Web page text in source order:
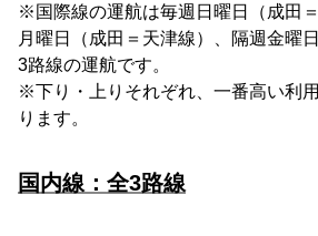
※国際線の運航は毎週日曜日（成田
月曜日（成田＝天津線）、隔週金曜
3路線の運航です。
※下り・上りそれぞれ、一番高い利
ります。
国内線：全3路線